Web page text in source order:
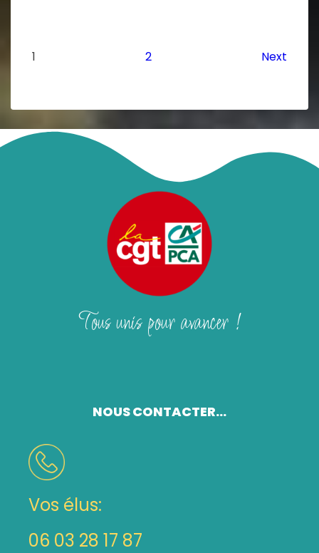
1 2 Next
Tous unis pour avancer !
NOUS CONTACTER...
Vos élus:
06 03 28 17 87